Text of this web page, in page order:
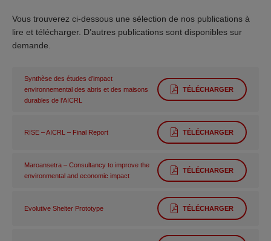
Vous trouverez ci-dessous une sélection de nos publications à
lire et télécharger. D’autres publications sont disponibles sur
demande.
Synthèse des études d’impact
environnemental des abris et des maisons
durables de l’AICRL
TÉLÉCHARGER
RISE – AICRL – Final Report TÉLÉCHARGER
Maroansetra – Consultancy to improve the
environmental and economic impact
TÉLÉCHARGER
Evolutive Shelter Prototype TÉLÉCHARGER